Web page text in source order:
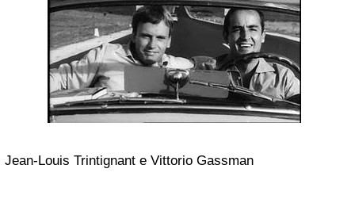
Jean-Louis Trintignant e Vittorio Gassman